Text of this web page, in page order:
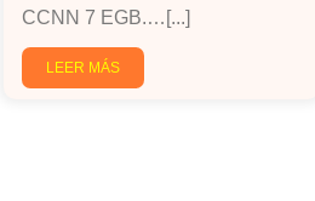
CCNN 7 EGB.…[...]
LEER MÁS